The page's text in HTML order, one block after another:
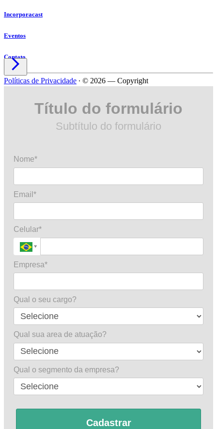
Incorporacast
Eventos
Contato

Políticas de Privacidade ∙ © 2026 — Copyright
Título do formulário
Subtítulo do formulário
Nome*
Email*
Celular*
Empresa*
Qual o seu cargo?
Qual sua area de atuação?
Qual o segmento da empresa?
Cadastrar